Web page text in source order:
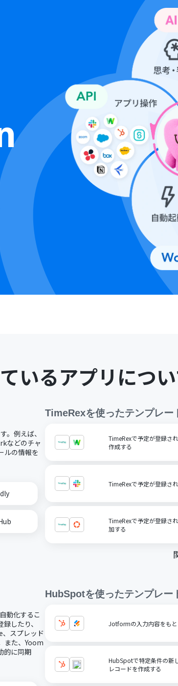
いるアプリにつ
。例えば、
などのチャ
ルの情報を
TimeRexを使ったテンプレー
TimeRexで予定が登録さ
作成する
TimeRexで予定が登録さ
TimeRexで予定が登録さ
加する
動化するこ
したり、
スプレッド
また、Yoom
的に同期
HubSpotを使ったテンプレー
Jotformの入力内容をも
HubSpotで特定条件の新
レコードを作成する